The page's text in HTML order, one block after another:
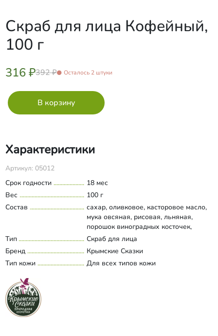
Скраб для лица Кофейный,
100 г
316 ₽392 ₽ Осталось 2 штуки
Характеристики
Артикул: 05012
Срок годности
18 мес
Вес
100 г
Состав
сахар, оливковое, касторовое масло,
мука овсяная, рисовая, льняная,
порошок виноградных косточек,
цедра апельсина и лимона, кофе,
комплекс "нежная кожа" (глицин,
валин, серин), полисорбан-80,
эфирное масло апельсина.
Развернуть состав
Тип
Скраб для лица
Бренд
Крымские Сказки
Тип кожи
Для всех типов кожи